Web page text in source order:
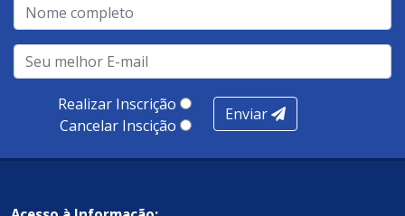
Realizar Inscrição
Cancelar Inscição
Enviar